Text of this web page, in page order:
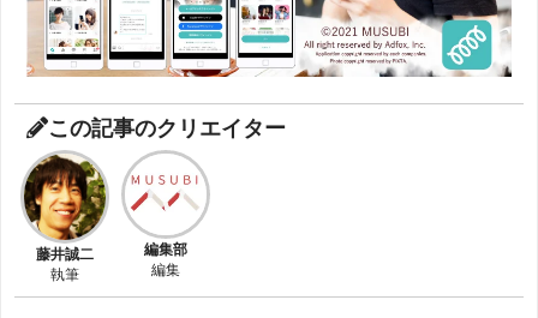
この記事のクリエイター
藤井誠二
執筆
編集部
編集